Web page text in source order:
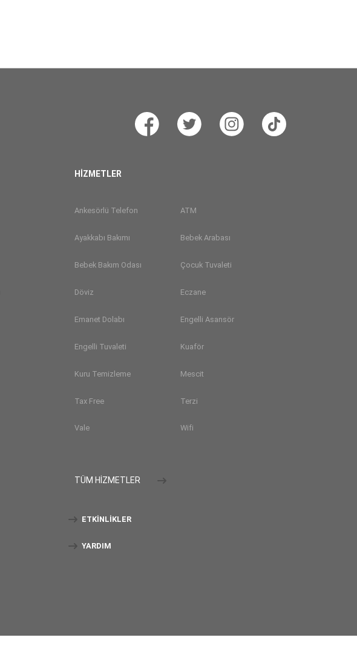
HİZMETLER
Ankesörlü Telefon ATM
Ayakkabı Bakımı Bebek Arabası
Bebek Bakım Odası Çocuk Tuvaleti
Döviz Eczane
Emanet Dolabı Engelli Asansör
Engelli Tuvaleti Kuaför
Kuru Temizleme Mescit
Tax Free Terzi
Vale Wifi
TÜM HİZMETLER
ETKINLIKLER
YARDIM